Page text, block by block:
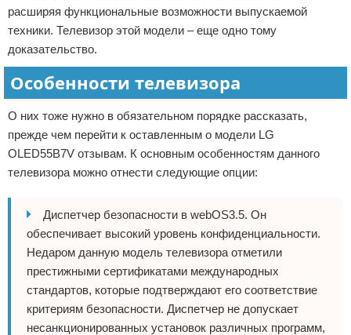
расширяя функциональные возможности выпускаемой
техники. Телевизор этой модели – еще одно тому
доказательство.
Особенности телевизора
О них тоже нужно в обязательном порядке рассказать,
прежде чем перейти к оставленным о модели LG
OLED55B7V отзывам. К основным особенностям данного
телевизора можно отнести следующие опции:
Диспетчер безопасности в webOS3.5. Он
обеспечивает высокий уровень конфиденциальности.
Недаром данную модель телевизора отметили
престижными сертификатами международных
стандартов, которые подтверждают его соответствие
критериям безопасности. Диспетчер не допускает
несанкционированных установок различных программ,